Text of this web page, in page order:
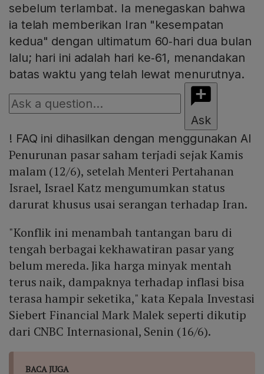
sebelum terlambat. Ia menegaskan bahwa
ia telah memberikan Iran "kesempatan
kedua" dengan ultimatum 60‑hari dua bulan
lalu; hari ini adalah hari ke‑61, menandakan
batas waktu yang telah lewat menurutnya.
Ask
! FAQ ini dihasilkan dengan menggunakan AI
Penurunan pasar saham terjadi sejak Kamis
malam (12/6), setelah Menteri Pertahanan
Israel, Israel Katz mengumumkan status
darurat khusus usai serangan terhadap Iran.
"Konflik ini menambah tantangan baru di
tengah berbagai kekhawatiran pasar yang
belum mereda. Jika harga minyak mentah
terus naik, dampaknya terhadap inflasi bisa
terasa hampir seketika," kata Kepala Investasi
Siebert Financial Mark Malek seperti dikutip
dari CNBC Internasional, Senin (16/6).
BACA JUGA